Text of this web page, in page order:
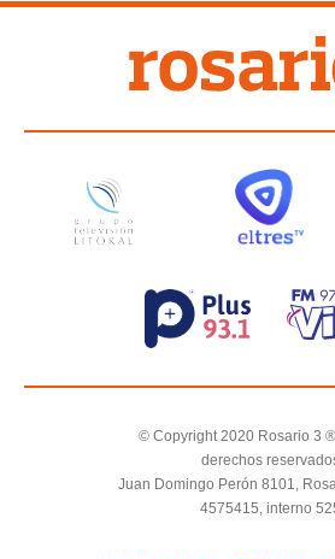
© Copyright 2020 Rosario 3
derechos
Juan Domingo Perón 8101,
4575415, interno